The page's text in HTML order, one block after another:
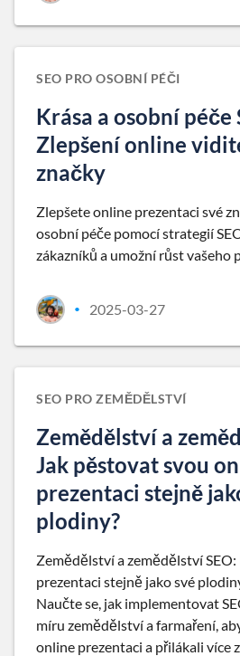
SEO PRO OSOBNÍ PÉČI
Krása a osobní péče
Zlepšení online
značky
Zlepšete online prezentaci své
osobní péče pomocí strategií
zákazníků a umožní růst vašeho
• 2025-03-27
SEO PRO ZEMĚDĚLSTVÍ
Zemědělství a
Jak pěstovat svou
prezentaci stejně
plodiny?
Zemědělství a zemědělství
prezentaci stejně jako své
Naučte se, jak implementovat
míru zemědělství a farmaření,
online prezentaci a přilákali více